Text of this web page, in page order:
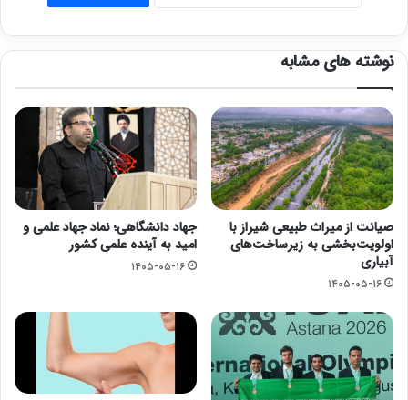
نوشته های مشابه
صیانت از میراث طبیعی شیراز با
اولویت‌بخشی به زیرساخت‌های
آبیاری
۱۴۰۵-۰۵-۱۶
جهاد دانشگاهی؛ نماد جهاد علمی و
امید به آینده علمی کشور
۱۴۰۵-۰۵-۱۶